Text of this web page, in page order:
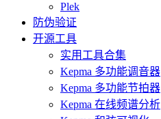
Plek
防伪验证
开源工具
实用工具合集
Kepma 多功能调音器
Kepma 多功能节拍器
Kepma 在线频谱分析